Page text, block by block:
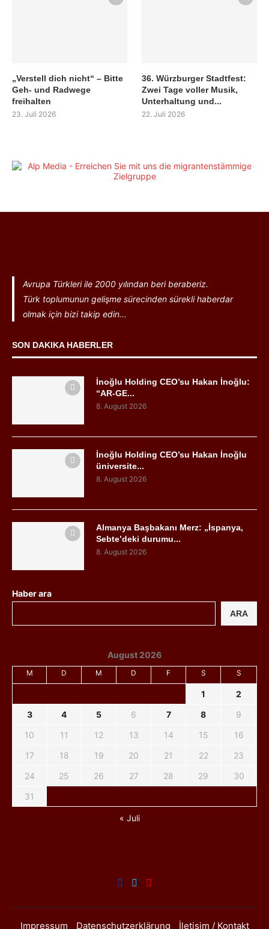
„Verstell dich nicht“ – Bitte
Geh- und Radwege
freihalten
23. Juli 2026
36. Würzburger Stadtfest:
Zwei Tage voller Musik,
Unterhaltung und...
22. Juli 2026
Avrupa Türkleri ile 2000 yılından beri beraberiz.
Türk toplumunun gelişme sürecinden sürekli haberdar
olmak için bizi takip edin...
SON DAKIKA HABERLER
İnoğlu Holding CEO’su Hakan İnoğlu:
“AR-GE...
8. August 2026
İnoğlu Holding CEO’su Hakan İnoğlu
üniversite...
8. August 2026
Almanya Başbakanı Merz: „İspanya,
Sebte’deki durumu...
8. August 2026
Haber ara
ARA
August 2026
M D M D F S S
1
2
3
4 5 6 7 8
9
10
11 12 13 14 15
16
17
18 19 20 21 22
23
24
25 26 27 28 29
30
31
« Juli
Impressum Datenschutzerklärung İletişim / Kontakt